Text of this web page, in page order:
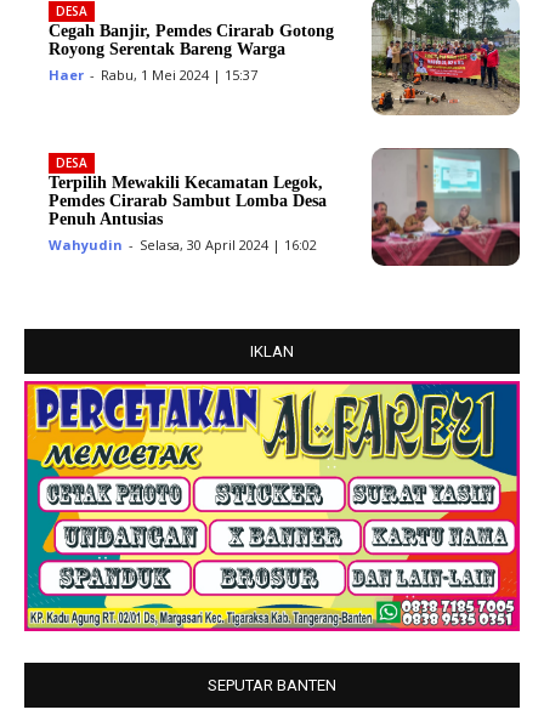
DESA
Cegah Banjir, Pemdes Cirarab Gotong
Royong Serentak Bareng Warga
Haer - Rabu, 1 Mei 2024 | 15:37
DESA
Terpilih Mewakili Kecamatan Legok,
Pemdes Cirarab Sambut Lomba Desa
Penuh Antusias
Wahyudin - Selasa, 30 April 2024 | 16:02
IKLAN
SEPUTAR BANTEN